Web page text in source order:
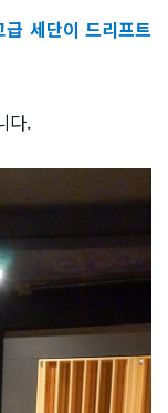
세단이 드리프트
다.